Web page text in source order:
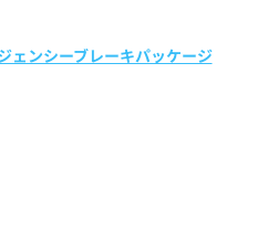
ェンシーブレーキパッケージ